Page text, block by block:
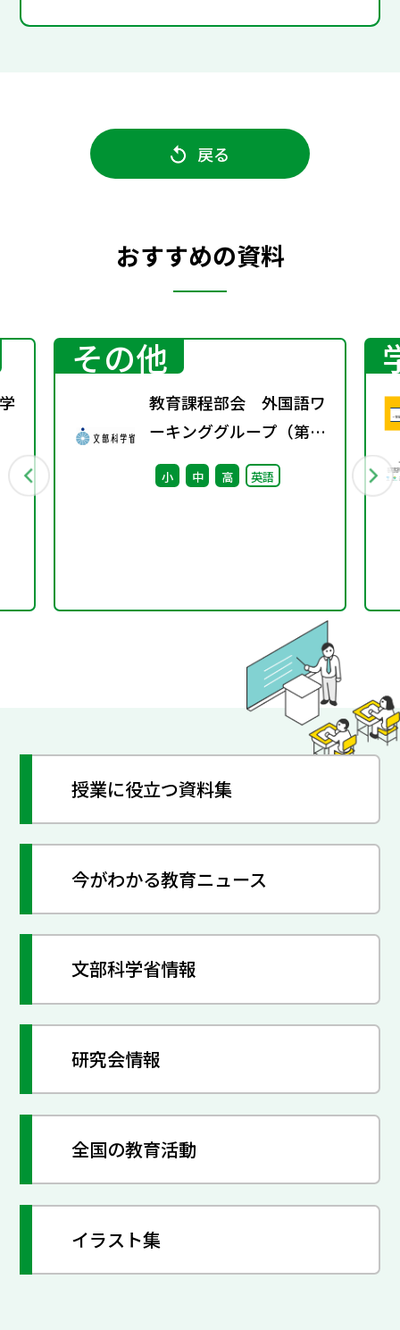
戻る
おすすめの資料
その他
教育課程部会 外国語ワ
ーキンググループ（第2
回） 配付資料
小 中 高 英語
授業に役立つ資料集
今がわかる教育ニュース
文部科学省情報
研究会情報
全国の教育活動
イラスト集